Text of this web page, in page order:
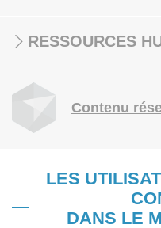
RESSOURCES
Contenu
LES
DANS LE